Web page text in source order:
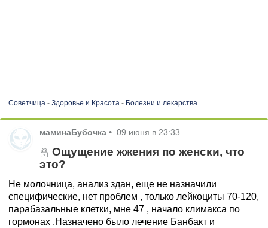
Советчица- Здоровье и Красота- Болезни и лекарства
маминаБубочка • 09 июня в 23:33
Ощущение жжения по женски, что
это?
Не молочница, анализ здан, еще не назначили
специфические, нет проблем , только лейкоциты 70-120,
парабазальные клетки, мне 47 , начало климакса по
гормонах .Назначено было лечение Банбакт и